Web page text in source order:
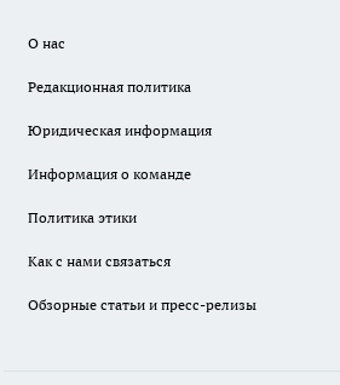
О нас
Редакционная политика
Юридическая информация
Информация о команде
Политика этики
Как с нами связаться
Обзорные статьи и пресс-релизы